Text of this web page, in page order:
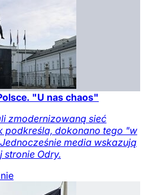
"U nas chaos"
zmodernizowaną sieć
podkreśla, dokonano tego "w
media wskazują
Odry.